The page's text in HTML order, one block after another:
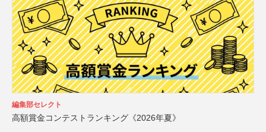
編集部セレクト
高額賞金コンテストランキング《2026年夏》